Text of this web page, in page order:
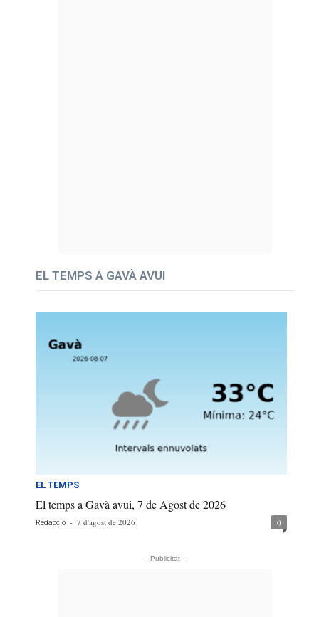
EL TEMPS A GAVÀ AVUI
EL TEMPS
El temps a Gavà avui, 7 de Agost de 2026
Redacció - 7 d'agost de 2026 0
- Publicitat -